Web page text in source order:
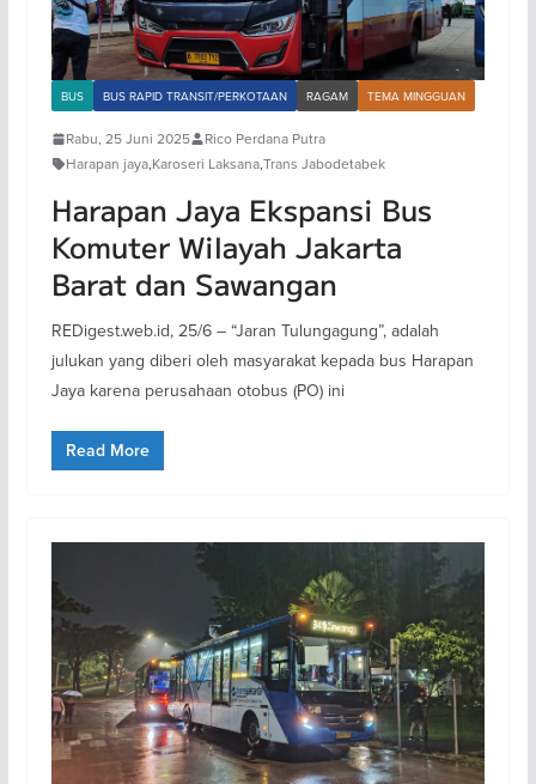
BUS BUS RAPID TRANSIT/PERKOTAAN RAGAM TEMA MINGGUAN
Rabu, 25 Juni 2025
Rico Perdana Putra
Harapan jaya,Karoseri Laksana,Trans Jabodetabek
Harapan Jaya Ekspansi Bus
Komuter Wilayah Jakarta
Barat dan Sawangan
REDigest.web.id, 25/6 – “Jaran Tulungagung”, adalah
julukan yang diberi oleh masyarakat kepada bus Harapan
Jaya karena perusahaan otobus (PO) ini
Read More